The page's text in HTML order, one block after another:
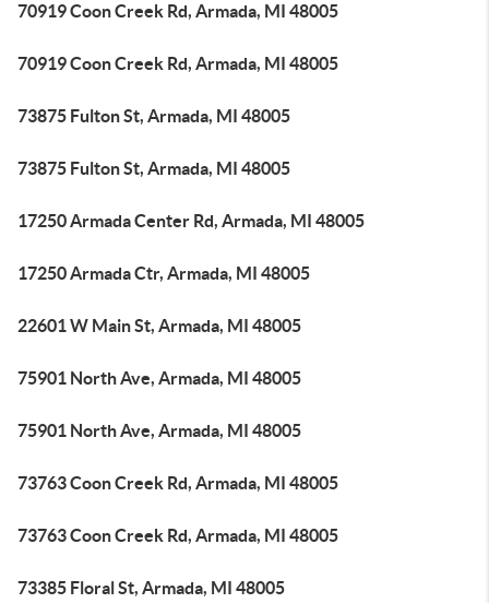
70919 Coon Creek Rd, Armada, MI 48005
70919 Coon Creek Rd, Armada, MI 48005
73875 Fulton St, Armada, MI 48005
73875 Fulton St, Armada, MI 48005
17250 Armada Center Rd, Armada, MI 48005
17250 Armada Ctr, Armada, MI 48005
22601 W Main St, Armada, MI 48005
75901 North Ave, Armada, MI 48005
75901 North Ave, Armada, MI 48005
73763 Coon Creek Rd, Armada, MI 48005
73763 Coon Creek Rd, Armada, MI 48005
73385 Floral St, Armada, MI 48005